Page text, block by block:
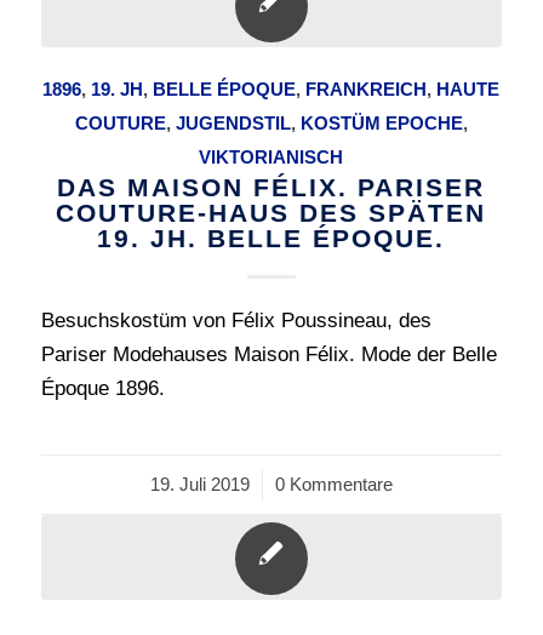
1896, 19. JH, BELLE ÉPOQUE, FRANKREICH, HAUTE
COUTURE, JUGENDSTIL, KOSTÜM EPOCHE,
VIKTORIANISCH
DAS MAISON FÉLIX. PARISER
COUTURE-HAUS DES SPÄTEN
19. JH. BELLE ÉPOQUE.
Besuchskostüm von Félix Poussineau, des
Pariser Modehauses Maison Félix. Mode der Belle
Époque 1896.
19. Juli 2019
/ 0 Kommentare